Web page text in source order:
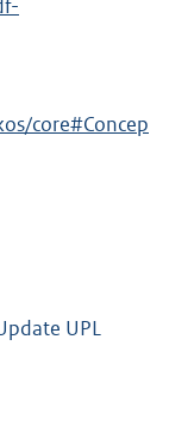
core#Concep
UPL